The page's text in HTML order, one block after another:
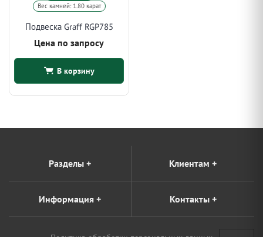
Вес камней: 1.80 карат
Подвеска Graff RGP785
Цена по запросу
В корзину
Разделы + Клиентам +
Информация + Контакты+